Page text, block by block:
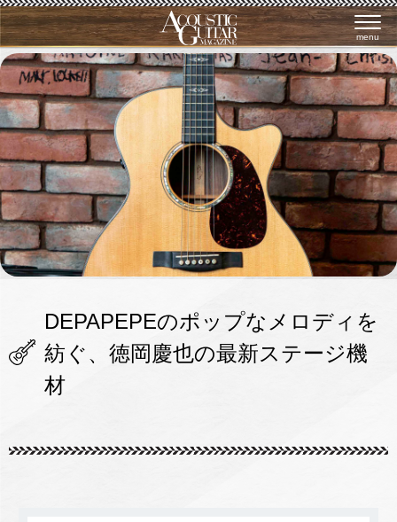
menu
DEPAPEPEのポップなメロディを
紡ぐ、徳岡慶也の最新ステージ機
材